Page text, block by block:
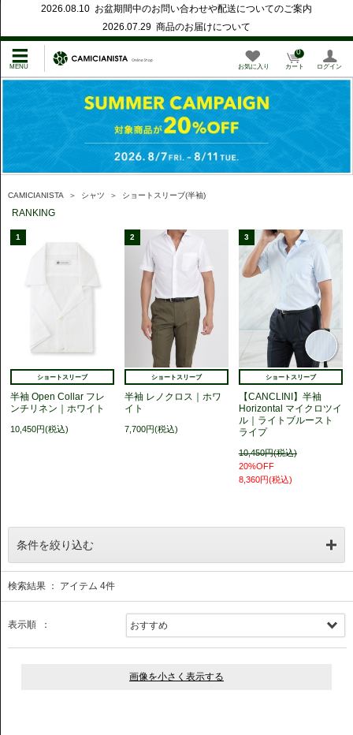
2026.08.10 お盆期間中のお問い合わせや配送についてのご案内
2026.07.29 商品のお届けについて
お気に入り カート
0
ログイン
CAMICIANISTA ＞ シャツ ＞ ショートスリーブ(半袖)
RANKING
1
ショートスリーブ
半袖 Open Collar フレ
ンチリネン｜ホワイト
10,450円(税込)
2
ショートスリーブ
半袖 レノクロス｜ホワ
イト
7,700円(税込)
3
ショートスリーブ
【CANCLINI】半袖
Horizontal マイクロツイ
ル｜ライトブルースト
ライプ
10,450円(税込)
20%OFF
8,360円(税込)
条件を絞り込む
検索結果 ： アイテム 4件
表示順 ：